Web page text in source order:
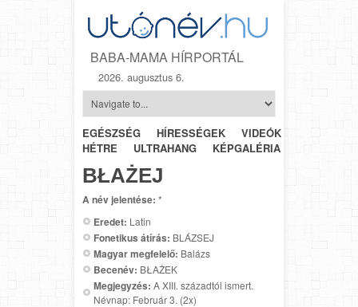
BABA-MAMA HÍRPORTÁL
2026. augusztus 6.
EGÉSZSÉG HÍRESSÉGEK VIDEÓK
HÉTRŐL-
HÉTRE
ULTRAHANG KÉPGALÉRIA
BŁAŻEJ
A név jelentése: *
Eredet: Latin
Fonetikus átírás: BLÁZSEJ
Magyar megfelelő: Balázs
Becenév: BŁAŻEK
Megjegyzés: A XIII. századtól ismert.
Névnap: Február 3. (2x)